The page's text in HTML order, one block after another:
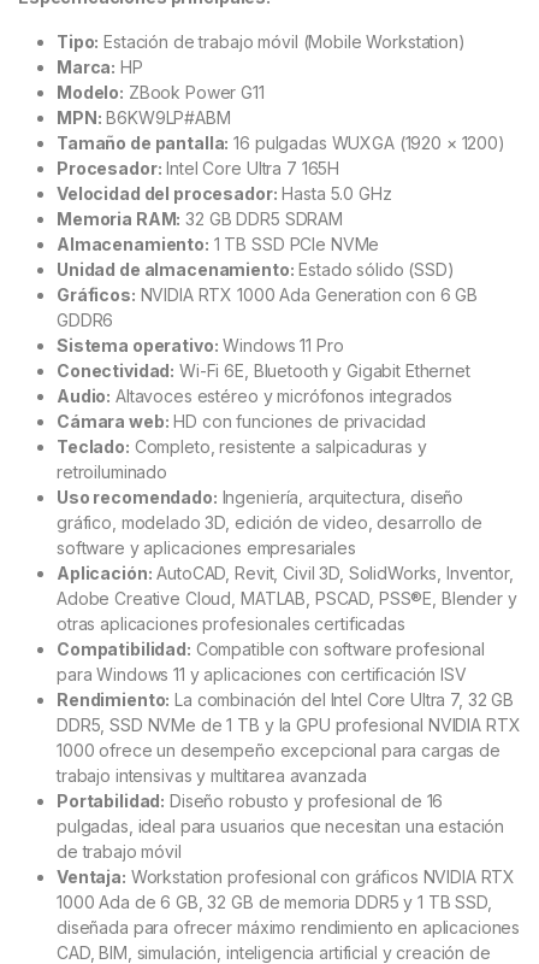
Tipo: Estación de trabajo móvil (Mobile Workstation)
Marca: HP
Modelo: ZBook Power G11
MPN: B6KW9LP#ABM
Tamaño de pantalla: 16 pulgadas WUXGA (1920 × 1200)
Procesador: Intel Core Ultra 7 165H
Velocidad del procesador: Hasta 5.0 GHz
Memoria RAM: 32 GB DDR5 SDRAM
Almacenamiento: 1 TB SSD PCIe NVMe
Unidad de almacenamiento: Estado sólido (SSD)
Gráficos: NVIDIA RTX 1000 Ada Generation con 6 GB
GDDR6
Sistema operativo: Windows 11 Pro
Conectividad: Wi-Fi 6E, Bluetooth y Gigabit Ethernet
Audio: Altavoces estéreo y micrófonos integrados
Cámara web: HD con funciones de privacidad
Teclado: Completo, resistente a salpicaduras y
retroiluminado
Uso recomendado: Ingeniería, arquitectura, diseño
gráfico, modelado 3D, edición de video, desarrollo de
software y aplicaciones empresariales
Aplicación: AutoCAD, Revit, Civil 3D, SolidWorks, Inventor,
Adobe Creative Cloud, MATLAB, PSCAD, PSS®E, Blender y
otras aplicaciones profesionales certificadas
Compatibilidad: Compatible con software profesional
para Windows 11 y aplicaciones con certificación ISV
Rendimiento: La combinación del Intel Core Ultra 7, 32 GB
DDR5, SSD NVMe de 1 TB y la GPU profesional NVIDIA RTX
1000 ofrece un desempeño excepcional para cargas de
trabajo intensivas y multitarea avanzada
Portabilidad: Diseño robusto y profesional de 16
pulgadas, ideal para usuarios que necesitan una estación
de trabajo móvil
Ventaja: Workstation profesional con gráficos NVIDIA RTX
1000 Ada de 6 GB, 32 GB de memoria DDR5 y 1 TB SSD,
diseñada para ofrecer máximo rendimiento en aplicaciones
CAD, BIM, simulación, inteligencia artificial y creación de